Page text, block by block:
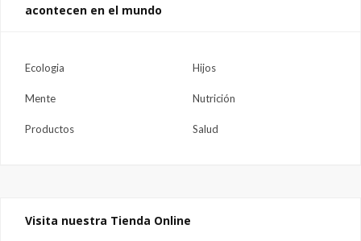
acontecen en el mundo
Ecologia Hijos
Mente Nutrición
Productos Salud
Visita nuestra Tienda Online